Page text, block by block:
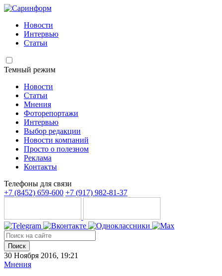
Новости
Интервью
Статьи
Темный режим
Новости
Статьи
Мнения
Фоторепортажи
Интервью
Выбор редакции
Новости компаний
Просто о полезном
Реклама
Контакты
Телефоны для связи
+7 (8452) 659-600 +7 (917) 982-81-37
Поиск
30 Ноября 2016, 19:21
Мнения